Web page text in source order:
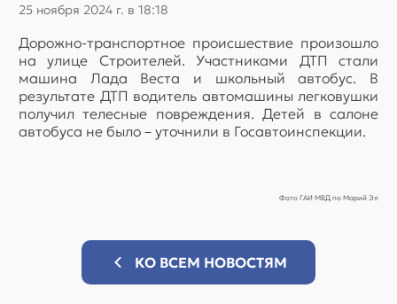
25 ноября 2024 г. в 18:18
Дорожно-транспортное происшествие произошло
на улице Строителей. Участниками ДТП стали
машина Лада Веста и школьный автобус. В
результате ДТП водитель автомашины легковушки
получил телесные повреждения. Детей в салоне
автобуса не было – уточнили в Госавтоинспекции.
Фото ГАИ МВД по Марий Эл
КО ВСЕМ НОВОСТЯМ